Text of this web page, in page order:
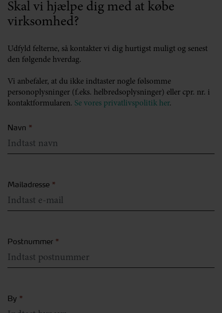
Skal vi hjælpe dig med at købe
virksomhed?
Udfyld felterne, så kontakter vi dig hurtigst muligt og senest
den følgende hverdag.
Vi anbefaler, at du ikke indtaster nogle følsomme
personoplysninger (f.eks. helbredsoplysninger) eller cpr. nr. i
kontaktformularen. Se vores privatlivspolitik her.
Navn *
Mailadresse *
Postnummer *
By *